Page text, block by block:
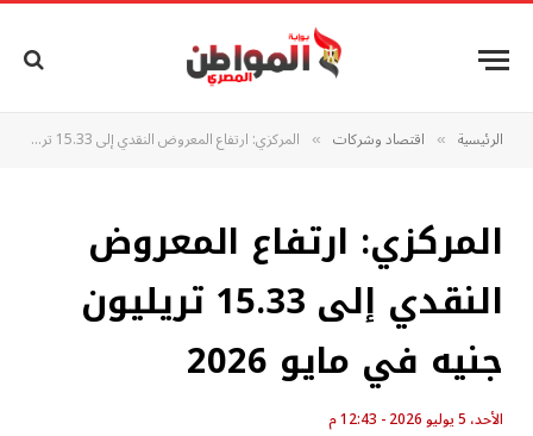
الرئيسية » اقتصاد وشركات » المركزي: ارتفاع المعروض النقدي إلى 15.33 ‌تريليون جنيه في مايو 2026
المركزي: ارتفاع المعروض
النقدي إلى 15.33 ‌تريليون
جنيه في مايو 2026
الأحد، 5 يوليو 2026 - 12:43 م